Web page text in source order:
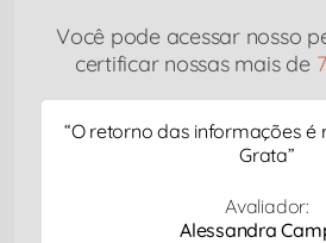
Você pode acessar nosso
certificar nossas mais de
“O retorno das informações é
Grata”
Avaliador:
Alessandra